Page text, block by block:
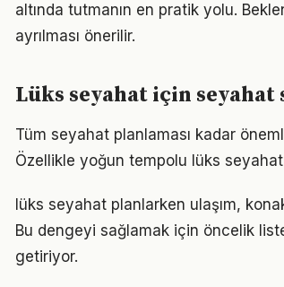
altında tutmanın en pratik yolu.
ayrılması önerilir.
Lüks seyahat için seyahat
Tüm seyahat planlaması kadar
Özellikle yoğun tempolu lüks
lüks seyahat planlarken ulaşım,
Bu dengeyi sağlamak için öncelik
getiriyor.